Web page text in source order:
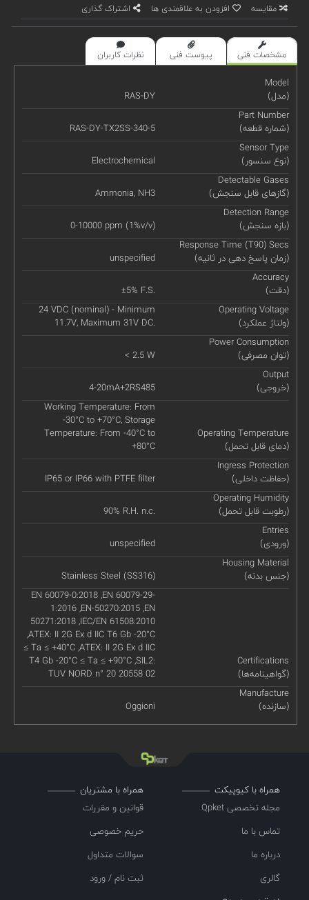
مقایسه افزودن به علاقمندی ها اشتراک گذاری
مشخصات فنی پیوست فنی نظرات کاربران
Model
(مدل)
RAS-DY
Part Number
(شماره قطعه)
RAS-DY-TX2SS-340-5
Sensor Type
(نوع سنسور)
Electrochemical
Detectable Gases
(گازهای قابل سنجش)
Ammonia, NH3
Detection Range
(بازه سنجش)
0-10000 ppm (1%v/v)
Response Time (T90) Secs
(زمان پاسخ دهی در ثانیه)
unspecified
Accuracy
(دقت)
±5% F.S.
Operating Voltage
(ولتاژ عملکرد)
24 VDC (nominal) - Minimum
11.7V, Maximum 31V DC.
Power Consumption
(توان مصرفی)
< 2.5 W
Output
(خروجی)
4-20mA+2RS485
Operating Temperature
(دمای قابل تحمل)
Working Temperature: From
-30°C to +70°C, Storage
Temperature: From -40°C to
+80°C
Ingress Protection
(حفاظت داخلی)
IP65 or IP66 with PTFE filter
Operating Humidity
(رطوبت قابل تحمل)
90% R.H. n.c.
Entries
(ورودی)
unspecified
Housing Material
(جنس بدنه)
Stainless Steel (SS316)
Certifications
(گواهینامه‌ها)
EN 60079-0:2018 ,EN 60079-29-
1:2016 ,EN-50270:2015 ,EN
50271:2018 ,IEC/EN 61508:2010
,ATEX: II 2G Ex d IIC T6 Gb -20°C
≤ Ta ≤ +40°C ,ATEX: II 2G Ex d IIC
T4 Gb -20°C ≤ Ta ≤ +90°C ,SIL2:
TUV NORD n° 20 20558 02
Manufacture
(سازنده)
Oggioni
همراه با کیوپیکت
مجله تخصصی Qpket
تماس با ما
درباره ما
گالری
همراه با مشتریان
قوانین و مقررات
حریم خصوصی
سوالات متداول
ثبت نام / ورود